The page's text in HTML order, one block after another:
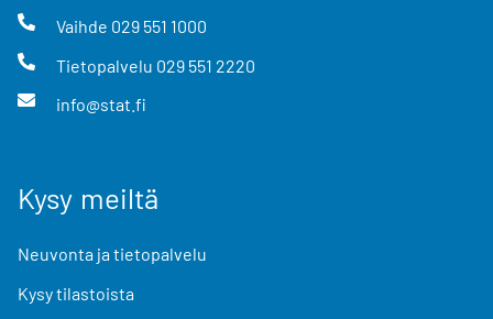
Vaihde 029 551 1000
Tietopalvelu 029 551 2220
info@stat.fi
Kysy meiltä
Neuvonta ja tietopalvelu
Kysy tilastoista